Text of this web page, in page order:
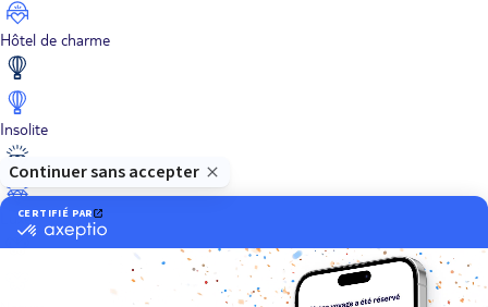
Hôtel de charme
Insolite
Luxe